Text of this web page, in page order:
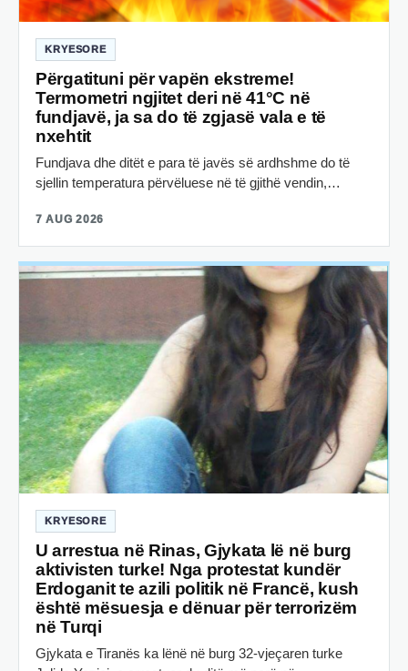
KRYESORE
Përgatituni për vapën ekstreme!
Termometri ngjitet deri në 41°C në
fundjavë, ja sa do të zgjasë vala e të
nxehtit
Fundjava dhe ditët e para të javës së ardhshme do të
sjellin temperatura përvëluese në të gjithë vendin,…
7 AUG 2026
KRYESORE
U arrestua në Rinas, Gjykata lë në burg
aktivisten turke! Nga protestat kundër
Erdoganit te azili politik në Francë, kush
është mësuesja e dënuar për terrorizëm
në Turqi
Gjykata e Tiranës ka lënë në burg 32-vjeçaren turke